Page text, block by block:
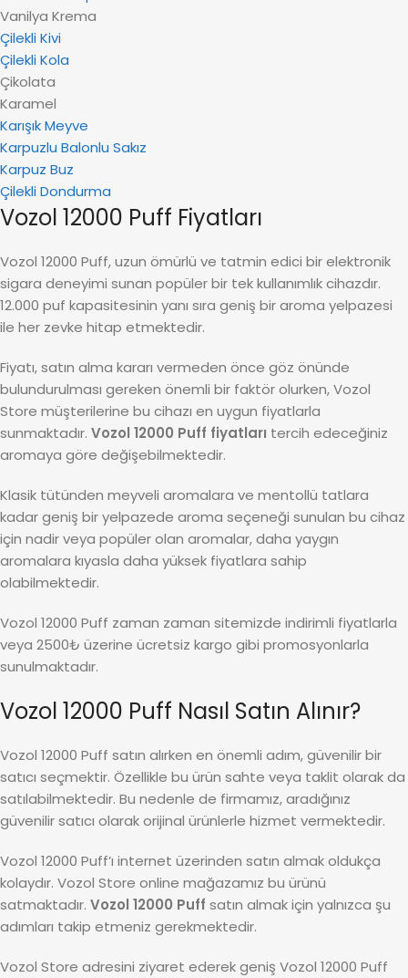
Vanilya Krema
Çilekli Kivi
Çilekli Kola
Çikolata
Karamel
Karışık Meyve
Karpuzlu Balonlu Sakız
Karpuz Buz
Çilekli Dondurma
Vozol 12000 Puff Fiyatları
Vozol 12000 Puff, uzun ömürlü ve tatmin edici bir elektronik
sigara deneyimi sunan popüler bir tek kullanımlık cihazdır.
12.000 puf kapasitesinin yanı sıra geniş bir aroma yelpazesi
ile her zevke hitap etmektedir.
Fiyatı, satın alma kararı vermeden önce göz önünde
bulundurulması gereken önemli bir faktör olurken, Vozol
Store müşterilerine bu cihazı en uygun fiyatlarla
sunmaktadır. Vozol 12000 Puff fiyatları tercih edeceğiniz
aromaya göre değişebilmektedir.
Klasik tütünden meyveli aromalara ve mentollü tatlara
kadar geniş bir yelpazede aroma seçeneği sunulan bu cihaz
için nadir veya popüler olan aromalar, daha yaygın
aromalara kıyasla daha yüksek fiyatlara sahip
olabilmektedir.
Vozol 12000 Puff zaman zaman sitemizde indirimli fiyatlarla
veya 2500₺ üzerine ücretsiz kargo gibi promosyonlarla
sunulmaktadır.
Vozol 12000 Puff Nasıl Satın Alınır?
Vozol 12000 Puff satın alırken en önemli adım, güvenilir bir
satıcı seçmektir. Özellikle bu ürün sahte veya taklit olarak da
satılabilmektedir. Bu nedenle de firmamız, aradığınız
güvenilir satıcı olarak orijinal ürünlerle hizmet vermektedir.
Vozol 12000 Puff’ı internet üzerinden satın almak oldukça
kolaydır. Vozol Store online mağazamız bu ürünü
satmaktadır. Vozol 12000 Puff satın almak için yalnızca şu
adımları takip etmeniz gerekmektedir.
Vozol Store adresini ziyaret ederek geniş Vozol 12000 Puff